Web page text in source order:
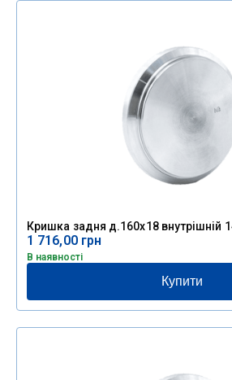
Кришка задня д.160х18 внутрішній
1 716,00 грн
В наявності
Купити